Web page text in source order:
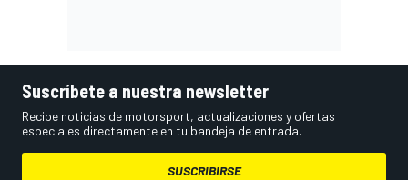
Suscríbete a nuestra newsletter
Recibe noticias de motorsport, actualizaciones y ofertas
especiales directamente en tu bandeja de entrada.
SUSCRIBIRSE